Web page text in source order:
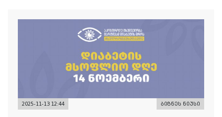
2025-11-13 12:44 ბიზნეს ნიუსი